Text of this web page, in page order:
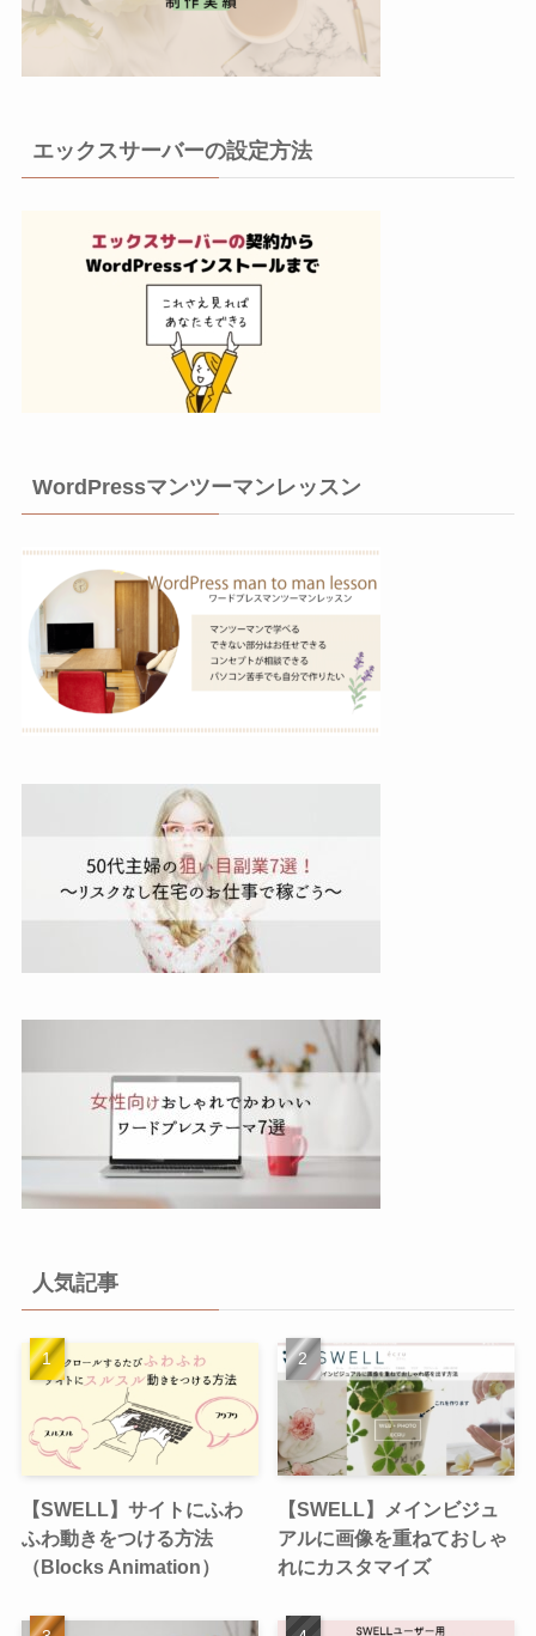
エックスサーバーの設定方法
WordPressマンツーマンレッスン
人気記事
【SWELL】サイトにふわ
ふわ動きをつける方法
（Blocks Animation）
【SWELL】メインビジュ
アルに画像を重ねておしゃ
れにカスタマイズ